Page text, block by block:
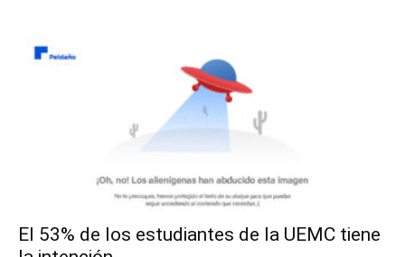
El 53% de los estudiantes de la UEMC tiene